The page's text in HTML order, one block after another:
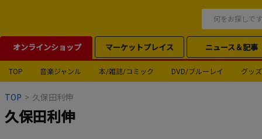
オンラインショップ マーケットプレイス ニュース＆記事
TOP 音楽ジャンル 本/雑誌/コミック DVD/ブルーレイ グッズ
TOP > 久保田利伸
久保田利伸